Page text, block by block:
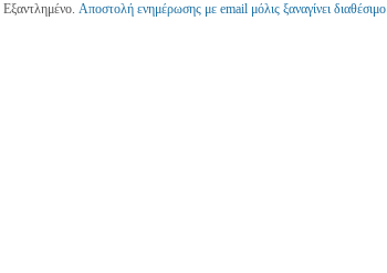
Εξαντλημένο. Αποστολή ενημέρωσης με email μόλις ξαναγίνει διαθέσιμο